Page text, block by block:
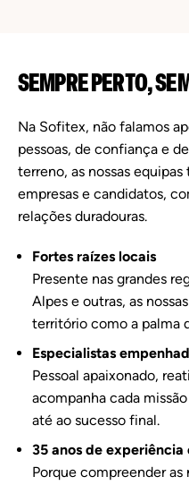
SEMPRE PERTO,
Na Sofitex, não falamos
pessoas, de confiança e
terreno, as nossas
empresas e candidatos,
relações duradouras.
Fortes raízes locais
Presente nas grandes
Alpes e outras, as
território como a palma
Especialistas
Pessoal apaixonado,
acompanha cada
até ao sucesso final.
35 anos de experiência
Porque compreender as